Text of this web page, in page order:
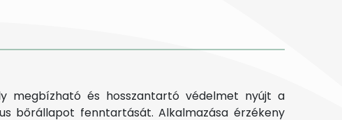
megbízható és hosszantartó védelmet nyújt a
bőrállapot fenntartását. Alkalmazása érzékeny